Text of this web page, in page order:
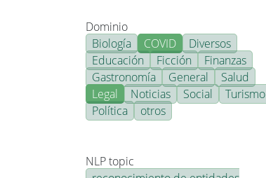
Dominio
Biología
COVID
Diversos
Educación
Ficción
Finanzas
Gastronomía
General
Salud
Legal
Noticias Social
Turismo
Política
otros
NLP topic